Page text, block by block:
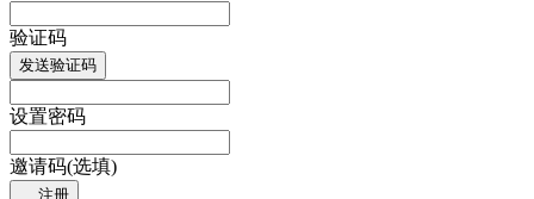
验证码
发送验证码
设置密码
邀请码(选填)
注册